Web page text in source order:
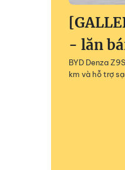
- lăn
BYD Denza
km và hỗ trợ